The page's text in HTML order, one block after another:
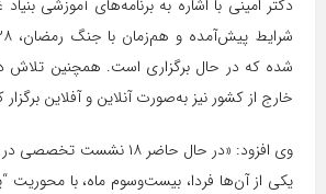
دکتر امینی با اشاره به برنامه‌های آموزشی
شده که در حال برگزاری است. همچنین تلاش
خارج از کشور نیز به‌صورت آنلاین و آفلاین برگزار
وی افزود: «در حال حاضر ۱۸
یکی از آن‌ها فردا، بیست‌وسوم ماه، با محوریت